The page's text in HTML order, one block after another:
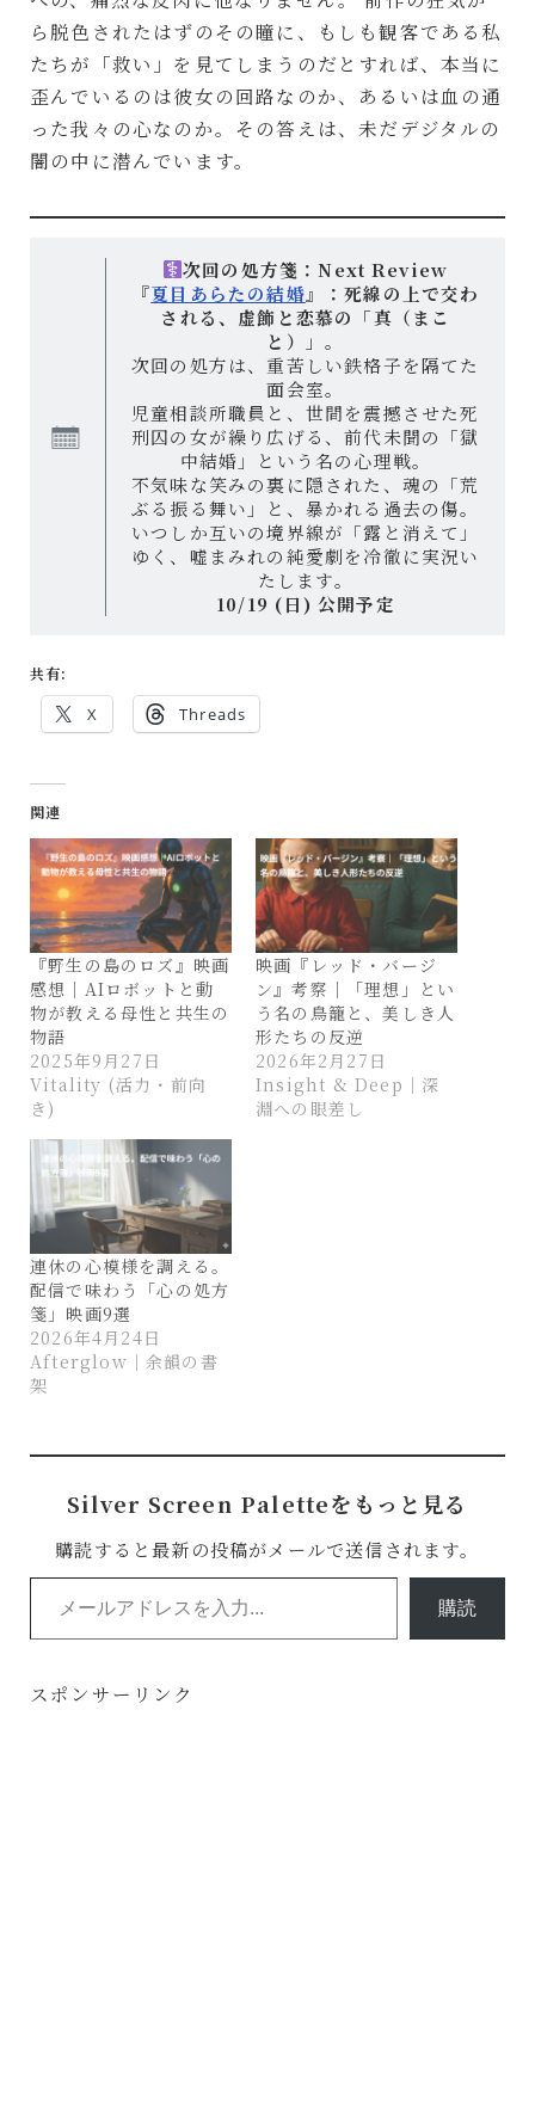
ら脱色されたはずのその瞳に、もしも観客である私
たちが「救い」を見てしまうのだとすれば、本当に
歪んでいるのは彼女の回路なのか、あるいは血の通
った我々の心なのか。その答えは、未だデジタルの
闇の中に潜んでいます。
次回の処方箋：Next Review
『夏目あらたの結婚』：死線の上で交わ
される、虚飾と恋慕の「真（まこ
と）」。
次回の処方は、重苦しい鉄格子を隔てた
面会室。
児童相談所職員と、世間を震撼させた死
刑囚の女が繰り広げる、前代未聞の「獄
中結婚」という名の心理戦。
不気味な笑みの裏に隠された、魂の「荒
ぶる振る舞い」と、暴かれる過去の傷。
いつしか互いの境界線が「露と消えて」
ゆく、嘘まみれの純愛劇を冷徹に実況い
たします。
10/19 (日) 公開予定
共有:
X Threads
関連
『野生の島のロズ』映画
感想｜AIロボットと動
物が教える母性と共生の
物語
2025年9月27日
Vitality (活力・前向
き)
映画『レッド・バージ
ン』考察｜「理想」とい
う名の鳥籠と、美しき人
形たちの反逆
2026年2月27日
Insight & Deep｜深
淵への眼差し
連休の心模様を調える。
配信で味わう「心の処方
箋」映画9選
2026年4月24日
Afterglow｜余韻の書
架
Silver Screen Paletteをもっと見る
購読すると最新の投稿がメールで送信されます。
メールアドレスを入力...
購読
スポンサーリンク